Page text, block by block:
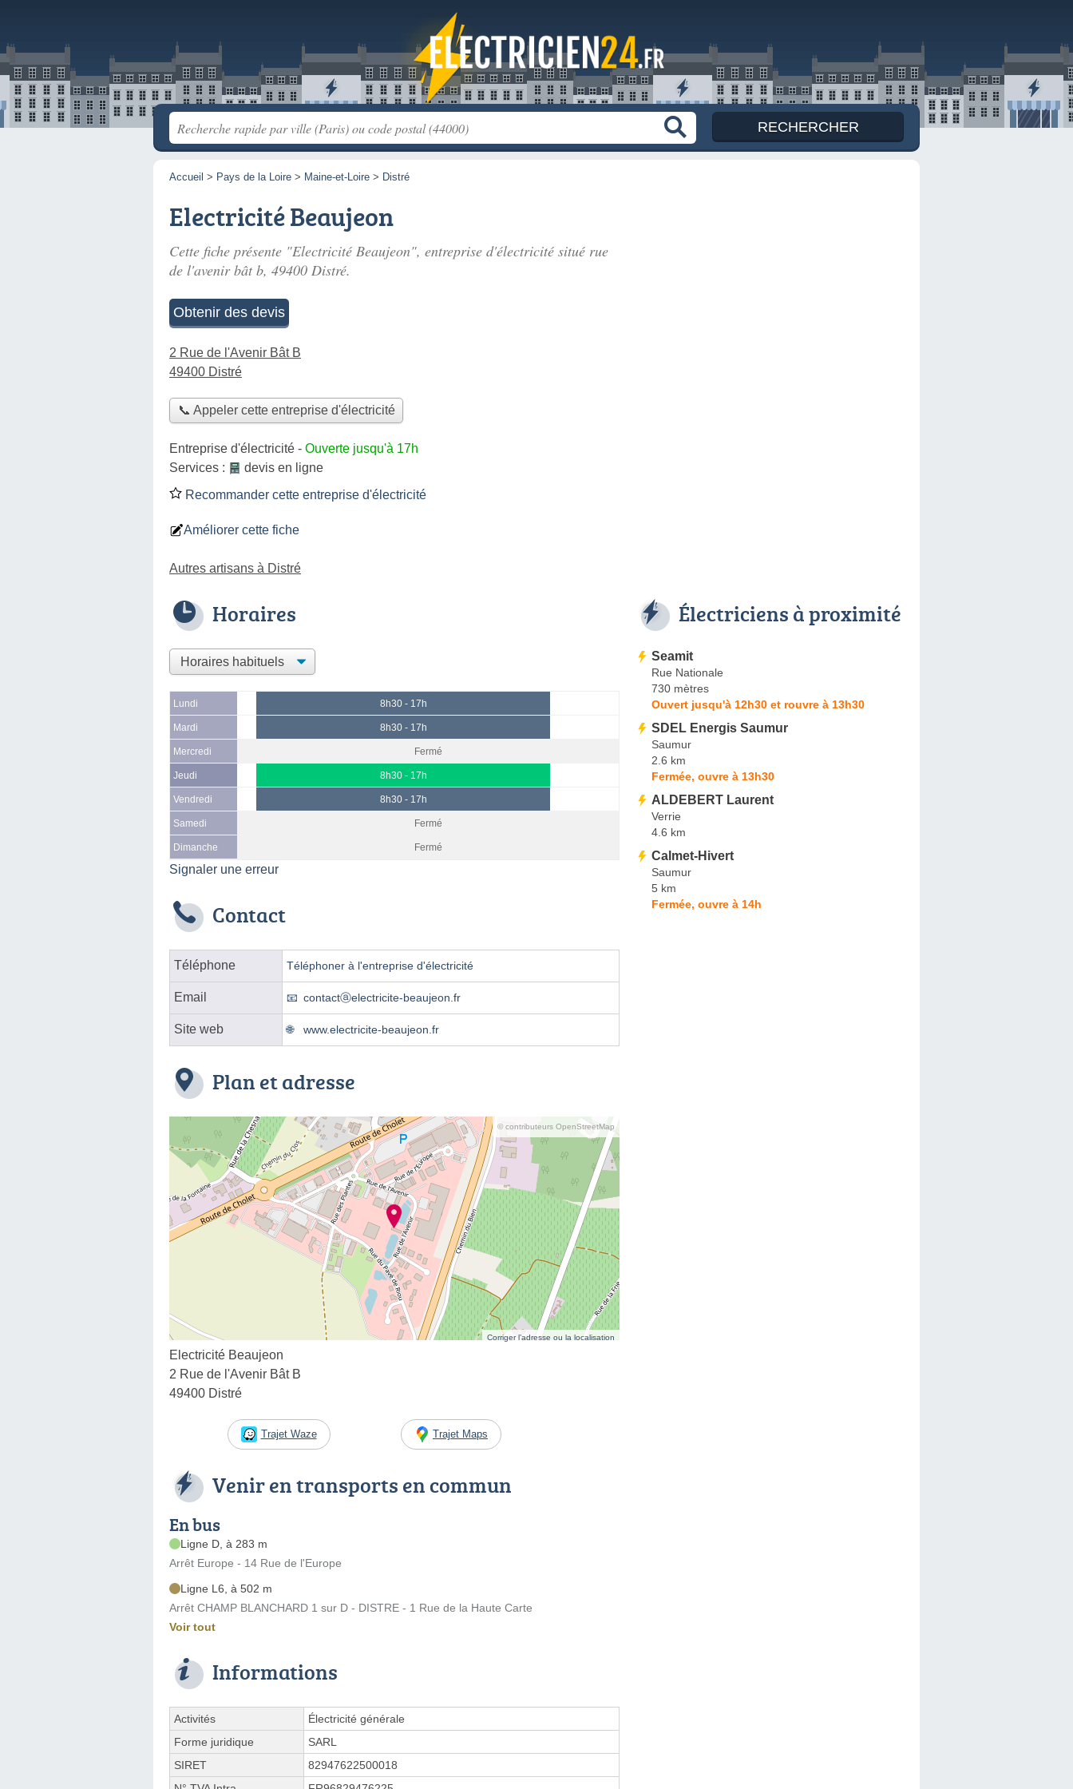
Accueil > Pays de la Loire > Maine-et-Loire > Distré
Electricité Beaujeon
Cette fiche présente "Electricité Beaujeon", entreprise d'électricité situé rue
de l'avenir bât b, 49400 Distré.
Obtenir des devis
2 Rue de l'Avenir Bât B
49400 Distré
📞 Appeler cette entreprise d'électricité
Entreprise d'électricité - Ouverte jusqu'à 17h
Services :
devis en ligne
Recommander cette entreprise d'électricité
Améliorer cette fiche
Autres artisans à Distré
Horaires
Lundi 8h30 - 17h
Mardi 8h30 - 17h
Mercredi Fermé
Jeudi 8h30 - 17h
Vendredi 8h30 - 17h
Samedi Fermé
Dimanche Fermé
Signaler une erreur
Contact
Téléphone Téléphoner à l'entreprise d'électricité
Email contactⓐelectricite-beaujeon.fr
Site web www.electricite-beaujeon.fr
Plan et adresse
© contributeurs OpenStreetMap
Corriger l’adresse ou la localisation
Electricité Beaujeon
2 Rue de l'Avenir Bât B
49400 Distré
Trajet Waze Trajet Maps
Venir en transports en commun
En bus
Ligne D, à 283 m
Arrêt Europe - 14 Rue de l'Europe
Ligne L6, à 502 m
Arrêt CHAMP BLANCHARD 1 sur D - DISTRE - 1 Rue de la Haute Carte
Voir tout
Informations
Activités
Électricité générale
Forme juridique
SARL
SIRET
82947622500018
Électriciens à proximité
Seamit
Rue Nationale
730 mètres
Ouvert jusqu'à 12h30 et rouvre à 13h30
SDEL Energis Saumur
Saumur
2.6 km
Fermée, ouvre à 13h30
ALDEBERT Laurent
Verrie
4.6 km
Calmet-Hivert
Saumur
5 km
Fermée, ouvre à 14h